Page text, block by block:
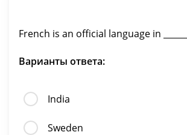
French is an official language in _______
Варианты ответа:
India
Sweden